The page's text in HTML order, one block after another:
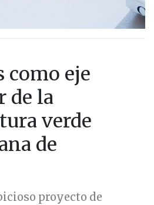
como eje
de la
verde
de
proyecto de